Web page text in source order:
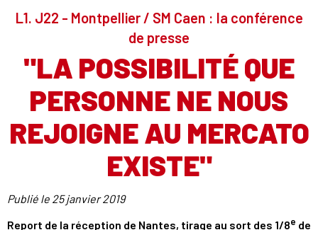
L1. J22 - Montpellier / SM Caen : la conférence
de presse
"LA POSSIBILITÉ QUE
PERSONNE NE NOUS
REJOIGNE AU MERCATO
EXISTE"
Publié le 25 janvier 2019
Report de la réception de Nantes, tirage au sort des 1/8e de